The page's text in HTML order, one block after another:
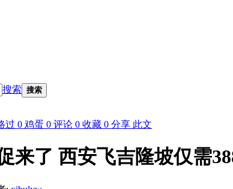
搜索 搜索
过 0 鸡蛋 0 评论 0 收藏 0 分享 此文
来了 西安飞吉隆坡仅需